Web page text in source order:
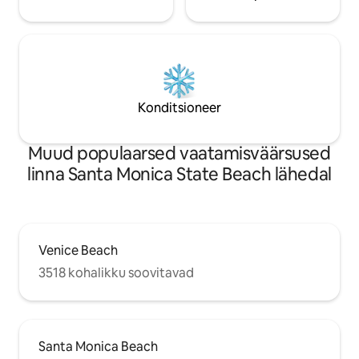
Konditsioneer
Muud populaarsed vaatamisväärsused
linna Santa Monica State Beach lähedal
Venice Beach
3518 kohalikku soovitavad
Santa Monica Beach